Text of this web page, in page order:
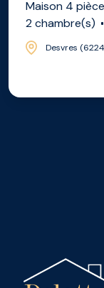
Maison 4
2 chambre(s)
Desvres